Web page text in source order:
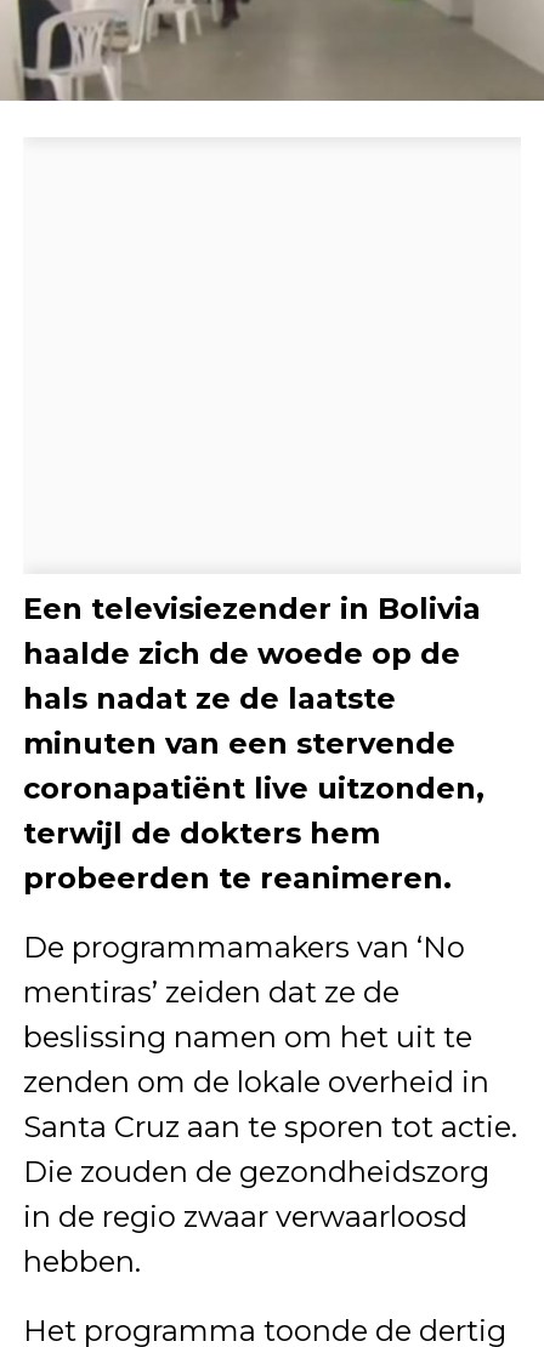
Een televisiezender in Bolivia
haalde zich de woede op de
hals nadat ze de laatste
minuten van een stervende
coronapatiënt live uitzonden,
terwijl de dokters hem
probeerden te reanimeren.
De programmamakers van ‘No
mentiras’ zeiden dat ze de
beslissing namen om het uit te
zenden om de lokale overheid in
Santa Cruz aan te sporen tot actie.
Die zouden de gezondheidszorg
in de regio zwaar verwaarloosd
hebben.
Het programma toonde de dertig